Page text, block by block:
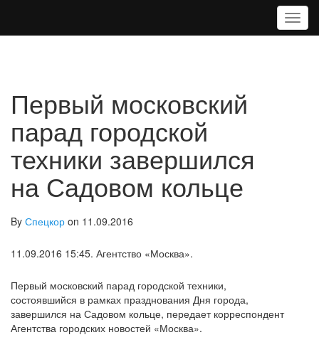
T
o
Первый московский
парад городской
техники завершился
на Садовом кольце
By Спецкор on 11.09.2016
11.09.2016 15:45. Агентство «Москва».
Первый московский парад городской техники,
состоявшийся в рамках празднования Дня города,
завершился на Садовом кольце, передает корреспондент
Агентства городских новостей «Москва».